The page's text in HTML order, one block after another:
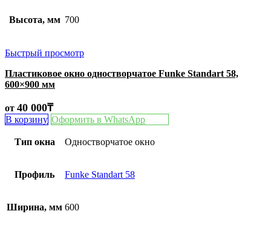
Высота, мм 700
Быстрый просмотр
Пластиковое окно одностворчатое Funke Standart 58,
600×900 мм
от 40 000₸
В корзину Оформить в WhatsApp
Тип окна Одностворчатое окно
Профиль Funke Standart 58
Ширина, мм 600